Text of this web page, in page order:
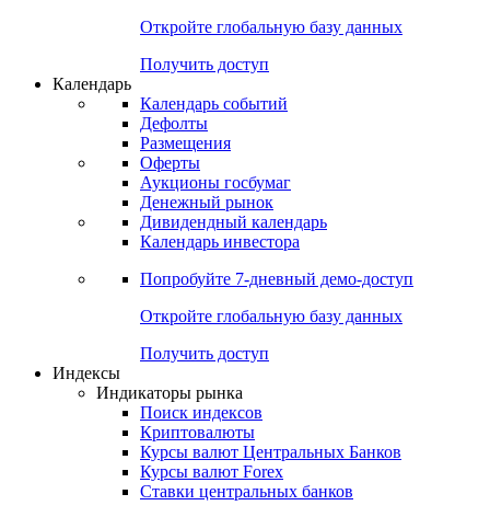
Откройте глобальную базу данных
Получить доступ
Календарь
Календарь событий
Дефолты
Размещения
Оферты
Аукционы госбумаг
Денежный рынок
Дивидендный календарь
Календарь инвестора
Попробуйте 7-дневный демо-доступ
Откройте глобальную базу данных
Получить доступ
Индексы
Индикаторы рынка
Поиск индексов
Криптовалюты
Курсы валют Центральных Банков
Курсы валют Forex
Ставки центральных банков